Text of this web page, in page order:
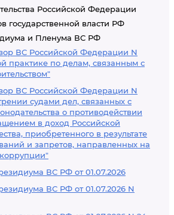
Российской Федерации
государственной власти РФ
и Пленума ВС РФ
ВС Российской Федерации N
практике по делам, связанным с
ВС Российской Федерации N
судами дел, связанных с
о противодействии
в доход Российской
приобретенного в результате
и запретов, направленных на
ВС РФ от 01.07.2026
ВС РФ от 01.07.2026 N